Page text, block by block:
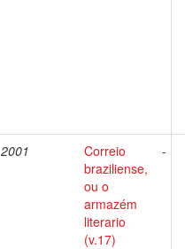
2001
Correio
braziliense,
ou o
armazém
literario
(v.17)
-